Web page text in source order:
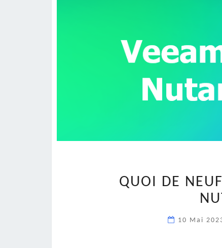
QUOI DE
10 Mai